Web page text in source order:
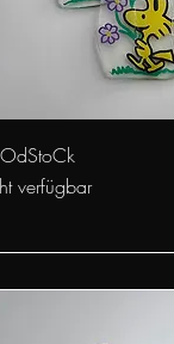
Schnellansicht
verfügbar